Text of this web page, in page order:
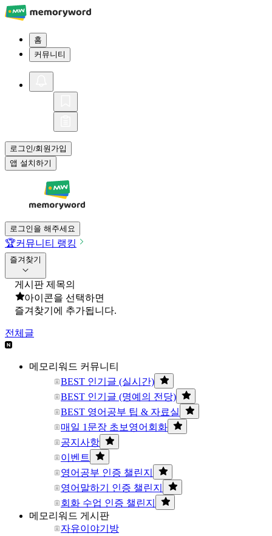
홈
커뮤니티
로그인/회원가입
앱 설치하기
로그인을 해주세요
🏆커뮤니티 랭킹
즐겨찾기
게시판 제목의
아이콘을 선택하면
즐겨찾기에 추가됩니다.
전체글
메모리워드 커뮤니티
BEST 인기글 (실시간)
BEST 인기글 (명예의 전당)
BEST 영어공부 팁 & 자료실
매일 1문장 초보영어회화
공지사항
이벤트
영어공부 인증 챌린지
영어말하기 인증 챌린지
회화 수업 인증 챌린지
메모리워드 게시판
자유이야기방